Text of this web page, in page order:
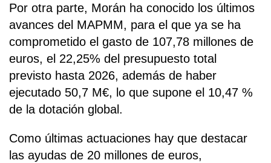
Por otra parte, Morán ha conocido los últimos
avances del MAPMM, para el que ya se ha
comprometido el gasto de 107,78 millones de
euros, el 22,25% del presupuesto total
previsto hasta 2026, además de haber
ejecutado 50,7 M€, lo que supone el 10,47 %
de la dotación global.
Como últimas actuaciones hay que destacar
las ayudas de 20 millones de euros,